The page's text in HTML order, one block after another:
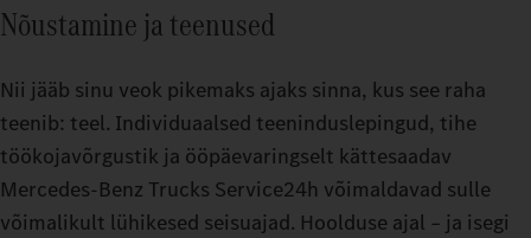
Nõustamine ja teenused
Nii jääb sinu veok pikemaks ajaks sinna, kus see raha
teenib: teel. Individuaalsed teeninduslepingud, tihe
töökojavõrgustik ja ööpäevaringselt kättesaadav
Mercedes-Benz Trucks Service24h võimaldavad sulle
võimalikult lühikesed seisuajad. Hoolduse ajal – ja isegi